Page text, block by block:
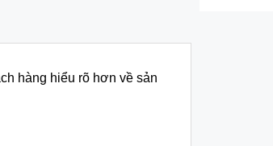
hàng hiểu rõ hơn về sản